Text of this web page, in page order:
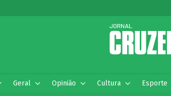
Geral Opinião Cultura Esporte